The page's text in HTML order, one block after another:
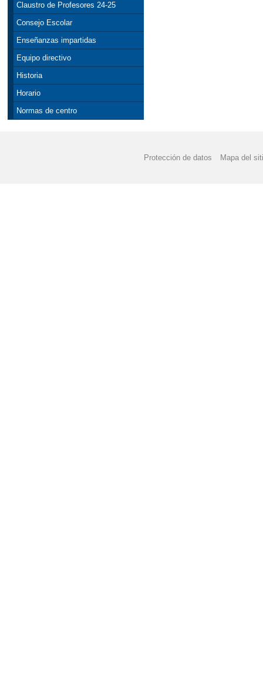
Claustro de Profesores 24-25
Consejo Escolar
Enseñanzas impartidas
Equipo directivo
Historia
Horario
Normas de centro
Protección de datos Mapa del